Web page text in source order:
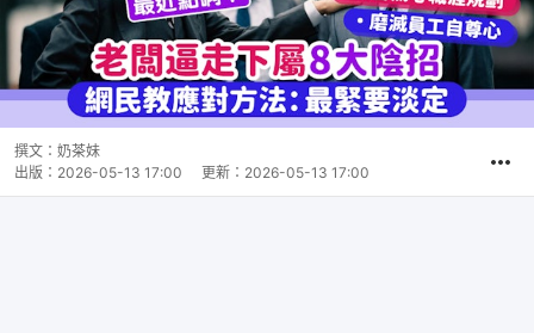
撰文： 奶茶妹
出版： 2026-05-13 17:00 更新： 2026-05-13 17:00